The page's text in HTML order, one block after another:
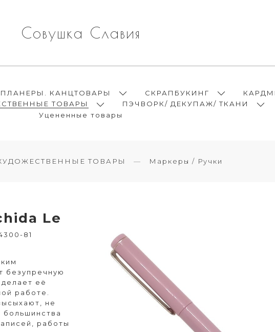
Совушка Славия
ПЛАНЕРЫ. КАНЦТОВАРЫ СКРАПБУКИНГ
ТОВАРЫ ПЭЧВОРК/ ДЕКУПАЖ/ ТКАНИ
Уцененные товары
ТОВАРЫ Маркеры / Ручки
Le
81
безупречную
её
работе.
не
работы